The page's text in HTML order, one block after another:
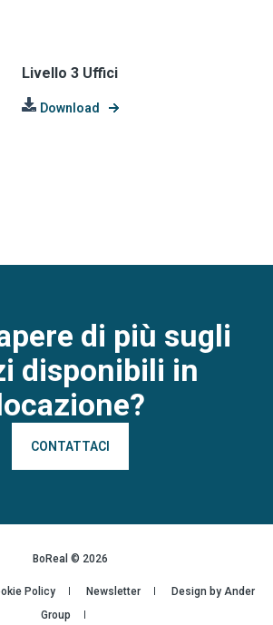
Livello 3 Uffici
Download
di più sugli
disponibili in
locazione?
CONTATTACI
BoReal © 2026
Policy Newsletter
Design by Ander
Group